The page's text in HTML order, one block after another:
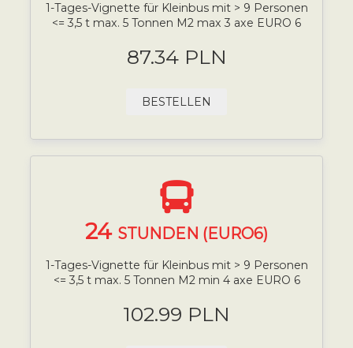
1-Tages-Vignette für Kleinbus mit > 9 Personen
<= 3,5 t max. 5 Tonnen M2 max 3 axe EURO 6
87.34 PLN
BESTELLEN
24 STUNDEN (EURO6)
1-Tages-Vignette für Kleinbus mit > 9 Personen
<= 3,5 t max. 5 Tonnen M2 min 4 axe EURO 6
102.99 PLN